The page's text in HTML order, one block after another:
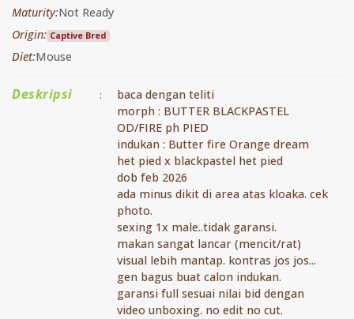
Maturity:Not Ready
Origin: Captive Bred
Diet:Mouse
Deskripsi :
baca dengan teliti
morph : BUTTER BLACKPASTEL
OD/FIRE ph PIED
indukan : Butter fire Orange dream
het pied x blackpastel het pied
dob feb 2026
ada minus dikit di area atas kloaka. cek
photo.
sexing 1x male..tidak garansi.
makan sangat lancar (mencit/rat)
visual lebih mantap. kontras jos jos...
gen bagus buat calon indukan.
garansi full sesuai nilai bid dengan
video unboxing. no edit no cut.